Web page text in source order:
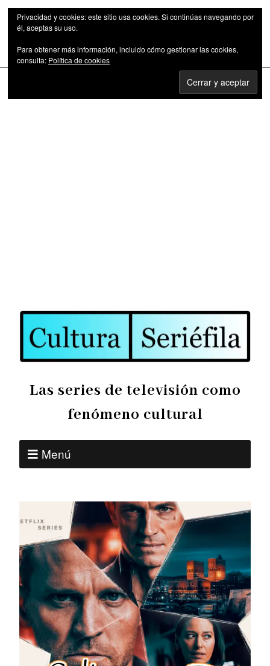
Las series de televisión como fenómeno cultural
Las series de televisión como
fenómeno cultural
Menú
Privacidad y cookies: este sitio usa cookies. Si continúas navegando por
él, aceptas su uso.
Para obtener más información, incluido cómo gestionar las cookies,
consulta: Política de cookies